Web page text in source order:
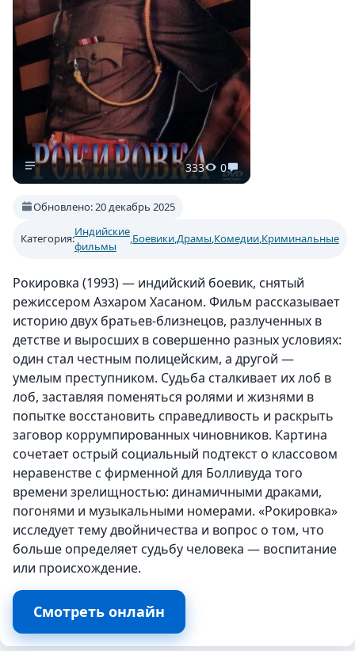
333 0
Обновлено: 20 декабрь 2025
Категория:
Индийские
фильмы
,Боевики,Драмы,Комедии,Криминальные
Рокировка (1993) — индийский боевик, снятый
режиссером Азхаром Хасаном. Фильм рассказывает
историю двух братьев-близнецов, разлученных в
детстве и выросших в совершенно разных условиях:
один стал честным полицейским, а другой —
умелым преступником. Судьба сталкивает их лоб в
лоб, заставляя поменяться ролями и жизнями в
попытке восстановить справедливость и раскрыть
заговор коррумпированных чиновников. Картина
сочетает острый социальный подтекст о классовом
неравенстве с фирменной для Болливуда того
времени зрелищностью: динамичными драками,
погонями и музыкальными номерами. «Рокировка»
исследует тему двойничества и вопрос о том, что
больше определяет судьбу человека — воспитание
или происхождение.
Смотреть онлайн